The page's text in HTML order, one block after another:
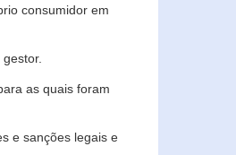
consumidor em
as quais foram
e sanções legais e